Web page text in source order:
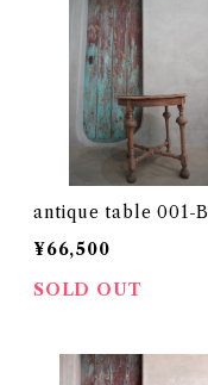
antique table 001-B
¥66,500
SOLD OUT